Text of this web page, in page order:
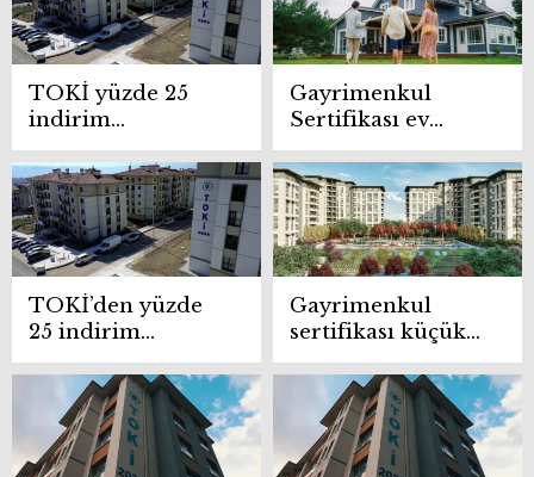
TOKİ yüzde 25
indirim
kampanyası
başvuruları
devam ediyor
Gayrimenkul
Sertifikası ev
sahibi yapar mı?
TOKİ’den yüzde
25 indirim
kampanyasından
kimler
faydalanabilir?
Son tarih belli
oldu
Gayrimenkul
sertifikası küçük
yatırımcıyı
canlandırdı